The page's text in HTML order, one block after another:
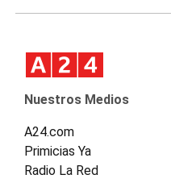
Nuestros Medios
A24.com
Primicias Ya
Radio La Red